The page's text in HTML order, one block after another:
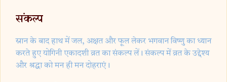
संकल्प
स्नान के बाद हाथ में जल, अक्षत और फूल लेकर भगवान विष्णु का ध्यान
करते हुए योगिनी एकादशी व्रत का संकल्प लें। संकल्प में व्रत के उद्देश्य
और श्रद्धा को मन ही मन दोहराएं।